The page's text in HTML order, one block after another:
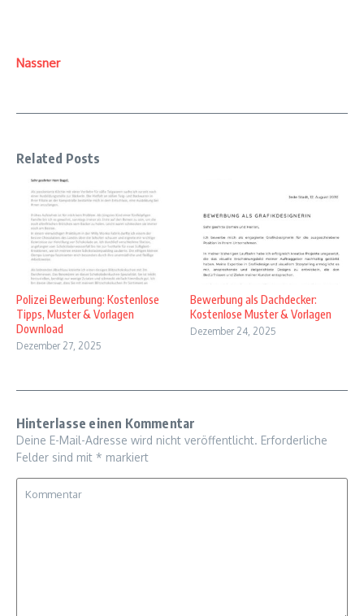
Nassner
Related Posts
Polizei Bewerbung: Kostenlose
Tipps, Muster & Vorlagen
Download
Dezember 27, 2025
Bewerbung als Dachdecker:
Kostenlose Muster & Vorlagen
Dezember 24, 2025
Hinterlasse einen Kommentar
Deine E-Mail-Adresse wird nicht veröffentlicht. Erforderliche
Felder sind mit * markiert